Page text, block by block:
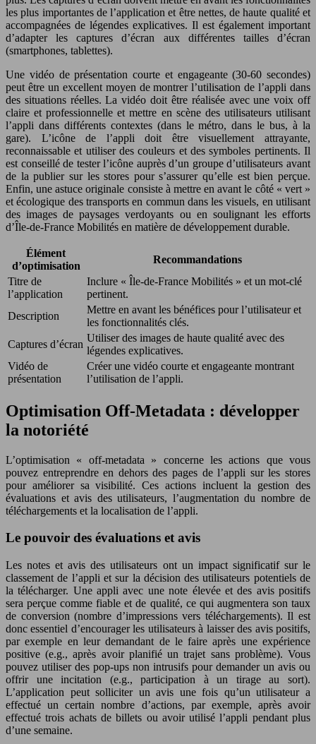
les plus importantes de l’application et être nettes, de haute qualité et
accompagnées de légendes explicatives. Il est également important
d’adapter les captures d’écran aux différentes tailles d’écran
(smartphones, tablettes).
Une vidéo de présentation courte et engageante (30-60 secondes)
peut être un excellent moyen de montrer l’utilisation de l’appli dans
des situations réelles. La vidéo doit être réalisée avec une voix off
claire et professionnelle et mettre en scène des utilisateurs utilisant
l’appli dans différents contextes (dans le métro, dans le bus, à la
gare). L’icône de l’appli doit être visuellement attrayante,
reconnaissable et utiliser des couleurs et des symboles pertinents. Il
est conseillé de tester l’icône auprès d’un groupe d’utilisateurs avant
de la publier sur les stores pour s’assurer qu’elle est bien perçue.
Enfin, une astuce originale consiste à mettre en avant le côté « vert »
et écologique des transports en commun dans les visuels, en utilisant
des images de paysages verdoyants ou en soulignant les efforts
d’Île-de-France Mobilités en matière de développement durable.
Élément
d’optimisation
Recommandations
Titre de
l’application
Inclure « Île-de-France Mobilités » et un mot-clé
pertinent.
Description
Mettre en avant les bénéfices pour l’utilisateur et
les fonctionnalités clés.
Captures d’écran
Utiliser des images de haute qualité avec des
légendes explicatives.
Vidéo de
présentation
Créer une vidéo courte et engageante montrant
l’utilisation de l’appli.
Optimisation Off-Metadata : développer
la notoriété
L’optimisation « off-metadata » concerne les actions que vous
pouvez entreprendre en dehors des pages de l’appli sur les stores
pour améliorer sa visibilité. Ces actions incluent la gestion des
évaluations et avis des utilisateurs, l’augmentation du nombre de
téléchargements et la localisation de l’appli.
Le pouvoir des évaluations et avis
Les notes et avis des utilisateurs ont un impact significatif sur le
classement de l’appli et sur la décision des utilisateurs potentiels de
la télécharger. Une appli avec une note élevée et des avis positifs
sera perçue comme fiable et de qualité, ce qui augmentera son taux
de conversion (nombre d’impressions vers téléchargements). Il est
donc essentiel d’encourager les utilisateurs à laisser des avis positifs,
par exemple en leur demandant de le faire après une expérience
positive (e.g., après avoir planifié un trajet sans problème). Vous
pouvez utiliser des pop-ups non intrusifs pour demander un avis ou
offrir une incitation (e.g., participation à un tirage au sort).
L’application peut solliciter un avis une fois qu’un utilisateur a
effectué un certain nombre d’actions, par exemple, après avoir
effectué trois achats de billets ou avoir utilisé l’appli pendant plus
d’une semaine.